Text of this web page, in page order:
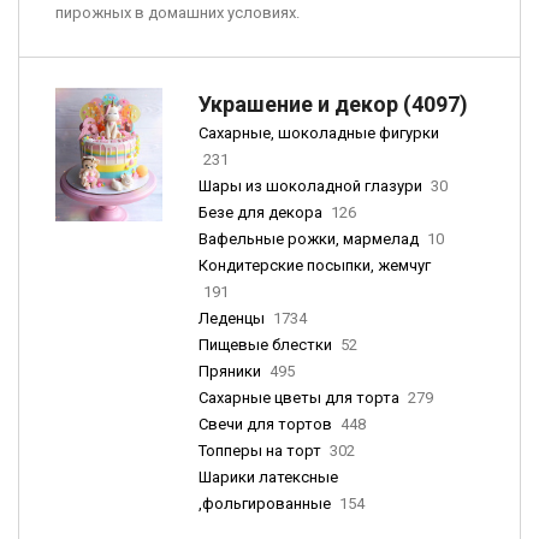
пирожных в домашних условиях.
Украшение и декор (4097)
Сахарные, шоколадные фигурки
231
Шары из шоколадной глазури 30
Безе для декора 126
Вафельные рожки, мармелад 10
Кондитерские посыпки, жемчуг
191
Леденцы 1734
Пищевые блестки 52
Пряники 495
Сахарные цветы для торта 279
Свечи для тортов 448
Топперы на торт 302
Шарики латексные
,фольгированные 154